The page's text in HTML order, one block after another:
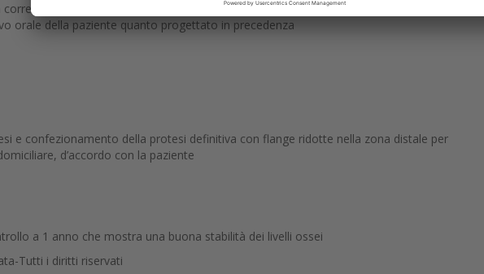
rapporto occlusale è garantita dalla guida della mascherina con i pin, che permette
orale della paziente quanto progettato in precedenza
e confezionamento della protesi definitiva con flange ridotte nella zona distale per
d’accordo con la paziente
a 1 anno che mostra una buona stabilità dei livelli ossei
Tutti i diritti riservati